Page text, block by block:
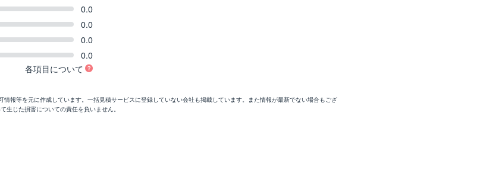
0.0
0.0
0.0
0.0
各項目について
報等を元に作成しています。一括見積サービスに登録していない会社も掲載しています。また情報が最新でない場合もござ
生じた損害についての責任を負いません。